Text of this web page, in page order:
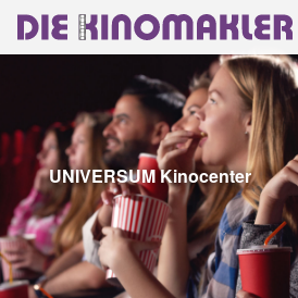
UNIVERSUM Kinocenter